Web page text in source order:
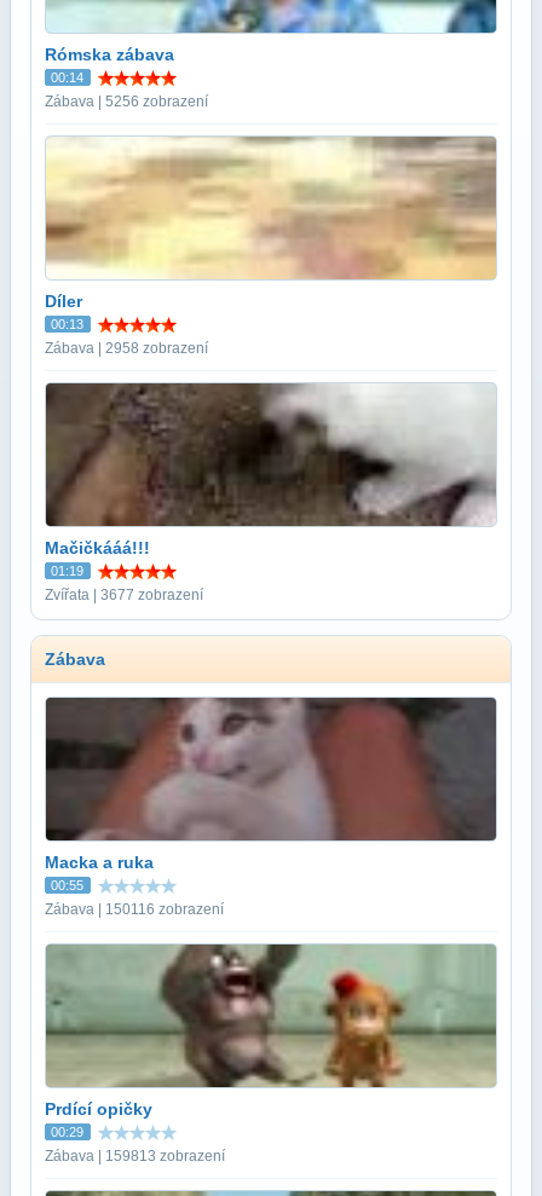
Rómska zábava
00:14
Zábava | 5256 zobrazení
Díler
00:13
Zábava | 2958 zobrazení
Mačičkááá!!!
01:19
Zvířata | 3677 zobrazení
Zábava
Macka a ruka
00:55
Zábava | 150116 zobrazení
Prdící opičky
00:29
Zábava | 159813 zobrazení